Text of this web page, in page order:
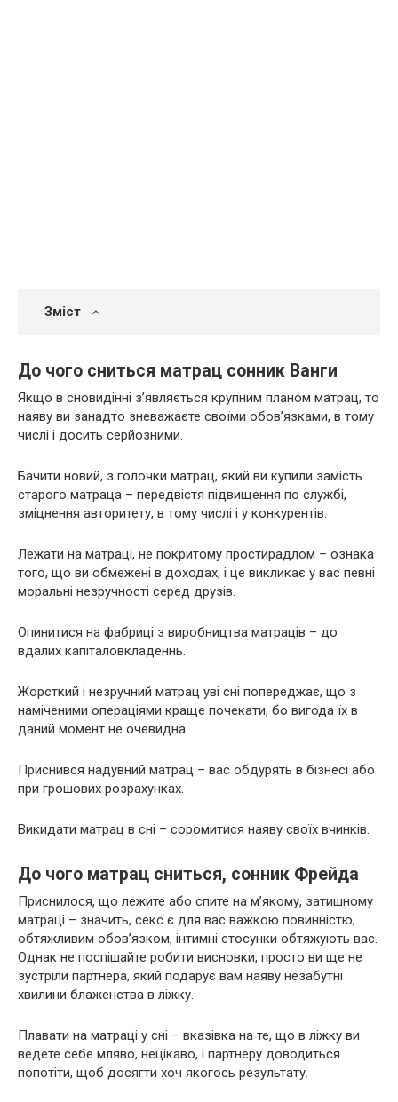
Зміст
До чого сниться матрац сонник Ванги
Якщо в сновидінні з’являється крупним планом матрац, то
наяву ви занадто зневажаєте своїми обов’язками, в тому
числі і досить серйозними.
Бачити новий, з голочки матрац, який ви купили замість
старого матраца – передвістя підвищення по службі,
зміцнення авторитету, в тому числі і у конкурентів.
Лежати на матраці, не покритому простирадлом – ознака
того, що ви обмежені в доходах, і це викликає у вас певні
моральні незручності серед друзів.
Опинитися на фабриці з виробництва матраців – до
вдалих капіталовкладеннь.
Жорсткий і незручний матрац уві сні попереджає, що з
наміченими операціями краще почекати, бо вигода їх в
даний момент не очевидна.
Приснився надувний матрац – вас обдурять в бізнесі або
при грошових розрахунках.
Викидати матрац в сні – соромитися наяву своїх вчинків.
До чого матрац сниться, сонник Фрейда
Приснилося, що лежите або спите на м’якому, затишному
матраці – значить, секс є для вас важкою повинністю,
обтяжливим обов’язком, інтимні стосунки обтяжують вас.
Однак не поспішайте робити висновки, просто ви ще не
зустріли партнера, який подарує вам наяву незабутні
хвилини блаженства в ліжку.
Плавати на матраці у сні – вказівка на те, що в ліжку ви
ведете себе мляво, нецікаво, і партнеру доводиться
попотіти, щоб досягти хоч якогось результату.